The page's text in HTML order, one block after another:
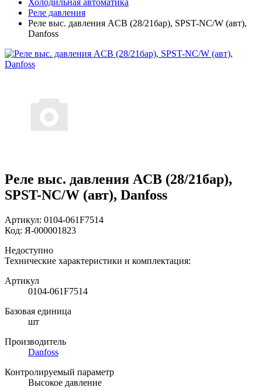
Холодильная автоматика
Реле давления
Реле выс. давления ACB (28/21бар), SPST-NC/W (авт),
Danfoss
Реле выс. давления ACB (28/21бар),
SPST-NC/W (авт), Danfoss
Артикул: 0104-061F7514
Код: Я-000001823
Недоступно
Технические характеристики и комплектация:
Артикул
0104-061F7514
Базовая единица
шт
Производитель
Danfoss
Контролируемый параметр
Высокое давление